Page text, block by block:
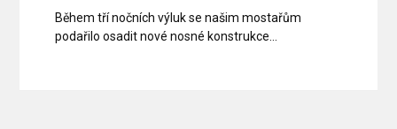
Během tří nočních výluk se našim mostařům
podařilo osadit nové nosné konstrukce…